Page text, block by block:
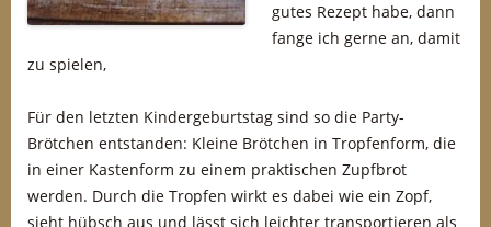
gutes Rezept habe, dann
fange ich gerne an, damit
zu spielen,
Für den letzten Kindergeburtstag sind so die Party-
Brötchen entstanden: Kleine Brötchen in Tropfenform, die
in einer Kastenform zu einem praktischen Zupfbrot
werden. Durch die Tropfen wirkt es dabei wie ein Zopf,
sieht hübsch aus und lässt sich leichter transportieren als